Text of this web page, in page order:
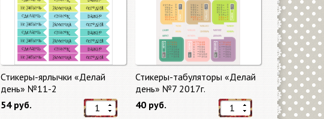
Стикеры-ярлычки «Делай
день» №11-2
54 руб.
Стикеры-табуляторы «Делай
день» №7 2017г.
40 руб.